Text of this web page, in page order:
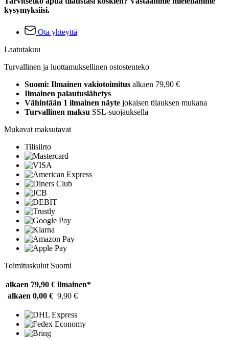
kysymyksiisi.
Ota yhteyttä
Laatutakuu
Turvallinen ja luottamuksellinen ostostenteko
Suomi: Ilmainen vakiotoimitus alkaen 79,90 €
Ilmainen palautuslähetys
Vähintään 1 ilmainen näyte jokaisen tilauksen mukana
Turvallinen maksu SSL-suojauksella
Mukavat maksutavat
Tilisiirto
Toimituskulut Suomi
alkaen 79,90 € ilmainen*
alkaen 0,00 € 9,90 €